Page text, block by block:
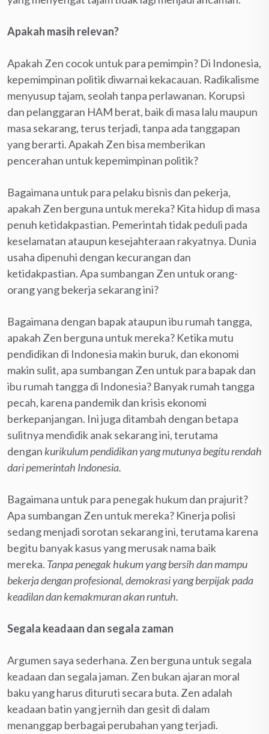
Apakah masih relevan?
Apakah Zen cocok untuk para pemimpin? Di Indonesia,
kepemimpinan politik diwarnai kekacauan. Radikalisme
menyusup tajam, seolah tanpa perlawanan. Korupsi
dan pelanggaran HAM berat, baik di masa lalu maupun
masa sekarang, terus terjadi, tanpa ada tanggapan
yang berarti. Apakah Zen bisa memberikan
pencerahan untuk kepemimpinan politik?
Bagaimana untuk para pelaku bisnis dan pekerja,
apakah Zen berguna untuk mereka? Kita hidup di masa
penuh ketidakpastian. Pemerintah tidak peduli pada
keselamatan ataupun kesejahteraan rakyatnya. Dunia
usaha dipenuhi dengan kecurangan dan
ketidakpastian. Apa sumbangan Zen untuk orang-
orang yang bekerja sekarang ini?
Bagaimana dengan bapak ataupun ibu rumah tangga,
apakah Zen berguna untuk mereka? Ketika mutu
pendidikan di Indonesia makin buruk, dan ekonomi
makin sulit, apa sumbangan Zen untuk para bapak dan
ibu rumah tangga di Indonesia? Banyak rumah tangga
pecah, karena pandemik dan krisis ekonomi
berkepanjangan. Ini juga ditambah dengan betapa
sulitnya mendidik anak sekarang ini, terutama
dengan kurikulum pendidikan yang mutunya begitu rendah
dari pemerintah Indonesia.
Bagaimana untuk para penegak hukum dan prajurit?
Apa sumbangan Zen untuk mereka? Kinerja polisi
sedang menjadi sorotan sekarang ini, terutama karena
begitu banyak kasus yang merusak nama baik
mereka. Tanpa penegak hukum yang bersih dan mampu
bekerja dengan profesional, demokrasi yang berpijak pada
keadilan dan kemakmuran akan runtuh.
Segala keadaan dan segala zaman
Argumen saya sederhana. Zen berguna untuk segala
keadaan dan segala jaman. Zen bukan ajaran moral
baku yang harus dituruti secara buta. Zen adalah
keadaan batin yang jernih dan gesit di dalam
menanggap berbagai perubahan yang terjadi.